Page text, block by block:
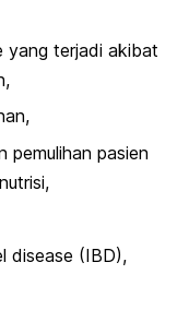
yang terjadi akibat
pemulihan pasien
disease (IBD),